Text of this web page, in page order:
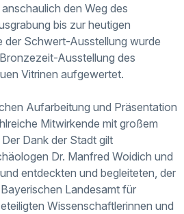
den Weg des
bis zur heutigen
der Schwert-Ausstellung wurde
Ausstellung des
Vitrinen aufgewertet.
Aufarbeitung und Präsentation
Mitwirkende mit großem
Dank der Stadt gilt
Dr. Manfred Woidich und
entdeckten und begleiteten, der
Landesamt für
Wissenschaftlerinnen und